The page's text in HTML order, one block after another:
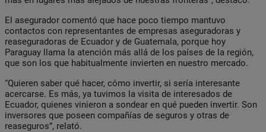
El asegurador comentó que hace poco tiempo mantuvo
contactos con representantes de empresas aseguradoras y
reaseguradoras de Ecuador y de Guatemala, porque hoy
Paraguay llama la atención más allá de los países de la región,
que son los que habitualmente invierten en nuestro mercado.
“Quieren saber qué hacer, cómo invertir, si sería interesante
acercarse. Es más, ya tuvimos la visita de interesados de
Ecuador, quienes vinieron a sondear en qué pueden invertir. Son
inversores que poseen compañías de seguros y otras de
reaseguros”, relató.